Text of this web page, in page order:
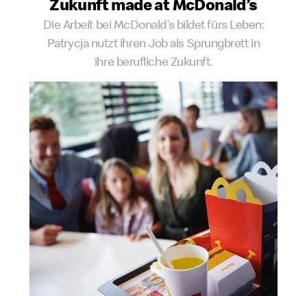
Die Arbeit bei McDonald’s bildet fürs Leben:
Patrycja nutzt ihren Job als Sprungbrett in
ihre berufliche Zukunft.